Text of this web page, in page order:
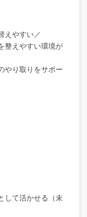
えやすい／
整えやすい環境が
やり取りをサポー
して活かせる（未